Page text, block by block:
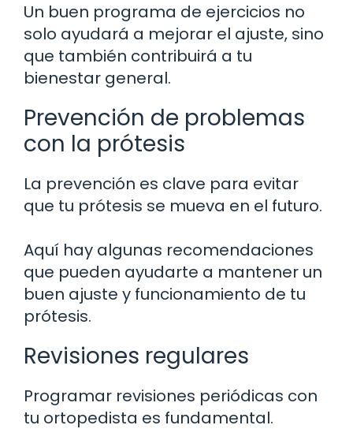
Un buen programa de ejercicios no
solo ayudará a mejorar el ajuste, sino
que también contribuirá a tu
bienestar general.
Prevención de problemas
con la prótesis
La prevención es clave para evitar
que tu prótesis se mueva en el futuro.
Aquí hay algunas recomendaciones
que pueden ayudarte a mantener un
buen ajuste y funcionamiento de tu
prótesis.
Revisiones regulares
Programar revisiones periódicas con
tu ortopedista es fundamental.